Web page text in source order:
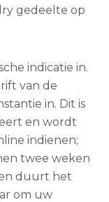
gedeelte op
indicatie in.
van de
in. Dit is
en wordt
indienen;
twee weken
duurt het
om uw